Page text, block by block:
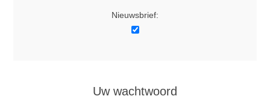
Nieuwsbrief:
Uw wachtwoord